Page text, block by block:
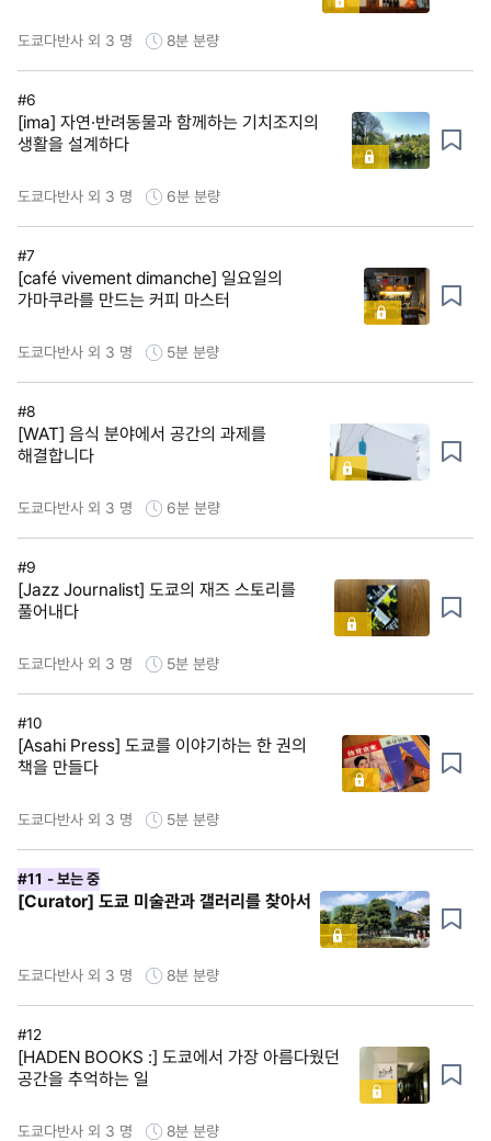
도쿄다반사 외 3 명 8분 분량
#6
[ima] 자연·반려동물과 함께하는 기치조지의
생활을 설계하다
도쿄다반사 외 3 명 6분 분량
#7
[café vivement dimanche] 일요일의
가마쿠라를 만드는 커피 마스터
도쿄다반사 외 3 명 5분 분량
#8
[WAT] 음식 분야에서 공간의 과제를
해결합니다
도쿄다반사 외 3 명 6분 분량
#9
[Jazz Journalist] 도쿄의 재즈 스토리를
풀어내다
도쿄다반사 외 3 명 5분 분량
#10
[Asahi Press] 도쿄를 이야기하는 한 권의
책을 만들다
도쿄다반사 외 3 명 5분 분량
#11 - 보는 중
[Curator] 도쿄 미술관과 갤러리를 찾아서
도쿄다반사 외 3 명 8분 분량
#12
[HADEN BOOKS :] 도쿄에서 가장 아름다웠던
공간을 추억하는 일
도쿄다반사 외 3 명 8분 분량